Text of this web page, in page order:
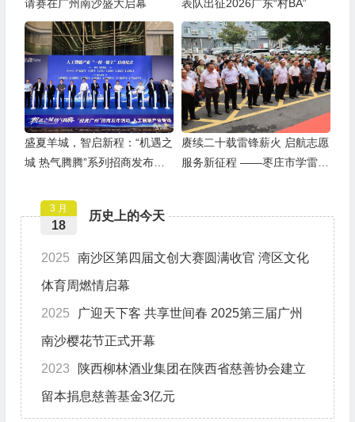
请赛在广州南沙盛大启幕 表队出征2026广东“村BA”
盛夏羊城，智启新程：“机遇之
城 热气腾腾”系列招商发布活
赓续二十载雷锋薪火 启航志愿
服务新征程 ——枣庄市学雷锋
历史上的今天
3 月
18
2025 南沙区第四届文创大赛圆满收官 湾区文化
体育周燃情启幕
2025 广迎天下客 共享世间春 2025第三届广州
南沙樱花节正式开幕
2023 陕西柳林酒业集团在陕西省慈善协会建立
留本捐息慈善基金3亿元